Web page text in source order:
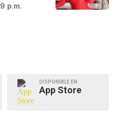
p.m.
DISPONIBLE EN
App Store